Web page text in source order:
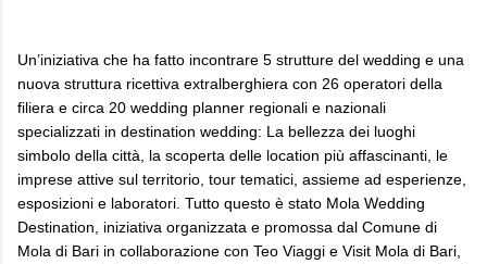
Un’iniziativa che ha fatto incontrare 5 strutture del wedding e una
nuova struttura ricettiva extralberghiera con 26 operatori della
filiera e circa 20 wedding planner regionali e nazionali
specializzati in destination wedding: La bellezza dei luoghi
simbolo della città, la scoperta delle location più affascinanti, le
imprese attive sul territorio, tour tematici, assieme ad esperienze,
esposizioni e laboratori. Tutto questo è stato Mola Wedding
Destination, iniziativa organizzata e promossa dal Comune di
Mola di Bari in collaborazione con Teo Viaggi e Visit Mola di Bari,